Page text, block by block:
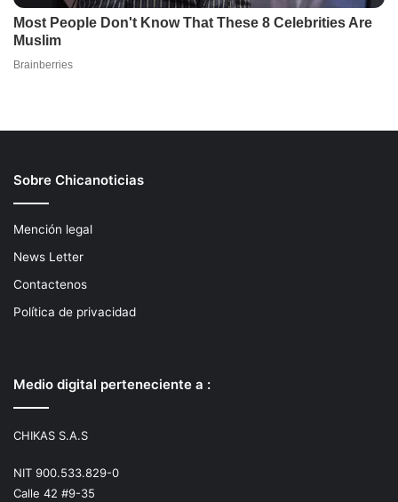
Sobre Chicanoticias
Mención legal
News Letter
Contactenos
Política de privacidad
Medio digital perteneciente a :
CHIKAS S.A.S
NIT 900.533.829-0
Calle 42 #9-35